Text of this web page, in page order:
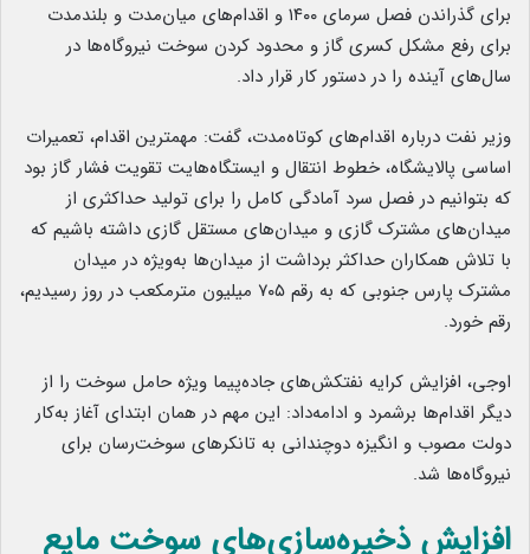
برای گذراندن فصل سرمای ۱۴۰۰ و اقدام‌های میان‌مدت و بلندمدت
برای رفع مشکل کسری گاز و محدود کردن سوخت نیروگاه‌ها در
سال‌های آینده را در دستور کار قرار داد.
وزیر نفت درباره اقدام‌های کوتاه‌مدت، گفت: مهمترین اقدام، تعمیرات
اساسی پالایشگاه، خطوط انتقال و ایستگاه‌هایت تقویت فشار گاز بود
که بتوانیم در فصل سرد آمادگی کامل را برای تولید حداکثری از
میدان‌های مشترک گازی و میدان‌های مستقل گازی داشته باشیم که
با تلاش همکاران حداکثر برداشت از میدان‌ها به‌ویژه در میدان
مشترک پارس جنوبی که به رقم ۷۰۵ میلیون مترمکعب در روز رسیدیم،
رقم خورد.
اوجی، افزایش کرایه نفتکش‌های جاده‌پیما ویژه حامل سوخت را از
دیگر اقدام‌ها برشمرد و ادامه‌داد: این مهم در همان ابتدای آغاز به‌کار
دولت مصوب و انگیزه دوچندانی به تانکرهای سوخت‌رسان برای
نیروگاه‌ها شد.
افزایش ذخیره‌سازی‌های سوخت مایع